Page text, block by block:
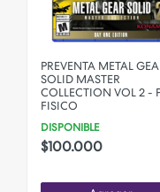
PREVENTA METAL
SOLID MASTER
COLLECTION VOL 2 -
FISICO
DISPONIBLE
$100.000